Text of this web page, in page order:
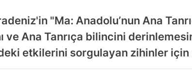
"Ma: Anadolu’nun Ana
ve Ana Tanrıça bilincini
etkilerini sorgulayan zihinler